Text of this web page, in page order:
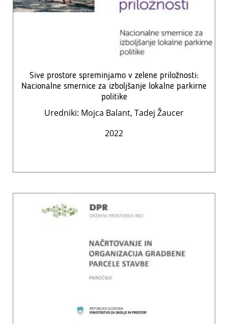
Sive prostore spreminjamo v zelene priložnosti:
Nacionalne smernice za izboljšanje lokalne parkirne
politike
Uredniki: Mojca Balant, Tadej Žaucer
2022